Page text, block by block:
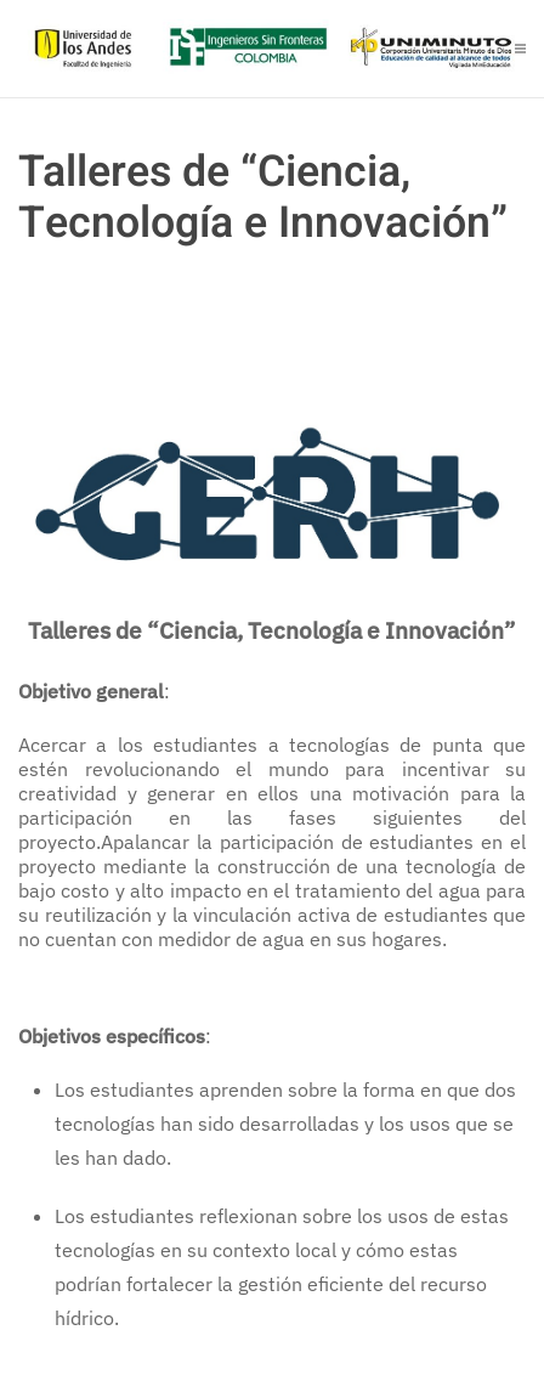
Skip to main content
Talleres de “Ciencia,
Tecnología e Innovación”
Talleres de “Ciencia, Tecnología e Innovación”
Objetivo general:
Acercar a los estudiantes a tecnologías de punta que
estén revolucionando el mundo para incentivar su
creatividad y generar en ellos una motivación para la
participación en las fases siguientes del
proyecto.Apalancar la participación de estudiantes en el
proyecto mediante la construcción de una tecnología de
bajo costo y alto impacto en el tratamiento del agua para
su reutilización y la vinculación activa de estudiantes que
no cuentan con medidor de agua en sus hogares.
Objetivos específicos:
Los estudiantes aprenden sobre la forma en que dos
tecnologías han sido desarrolladas y los usos que se
les han dado.
Los estudiantes reflexionan sobre los usos de estas
tecnologías en su contexto local y cómo estas
podrían fortalecer la gestión eficiente del recurso
hídrico.